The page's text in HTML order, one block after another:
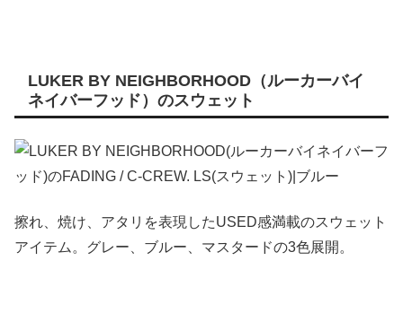
LUKER BY NEIGHBORHOOD（ルーカーバイ
ネイバーフッド）のスウェット
擦れ、焼け、アタリを表現したUSED感満載のスウェット
アイテム。グレー、ブルー、マスタードの3色展開。